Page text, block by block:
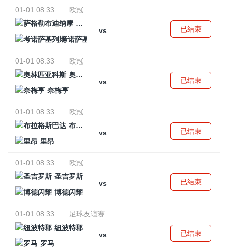
01-01 08:33
欧冠
萨格勒布迪纳摩
vs
考诺萨基列斯
已结束
01-01 08:33
欧冠
奥林匹亚科斯
vs
奈梅亨
已结束
01-01 08:33
欧冠
布拉格斯巴达
vs
里昂
已结束
01-01 08:33
欧冠
圣吉罗斯
vs
博德闪耀
已结束
01-01 08:33
足球友谊赛
纽波特郡
vs
罗马
已结束